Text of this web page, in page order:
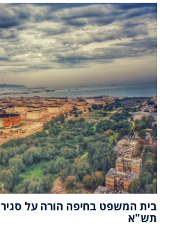
בית המשפט בחיפה הורה על
תש"א